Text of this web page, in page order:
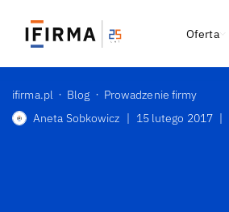
Oferta
ifirma.pl Blog
Prowadzenie firmy
Aneta Sobkowicz | 15 lutego 2017 |